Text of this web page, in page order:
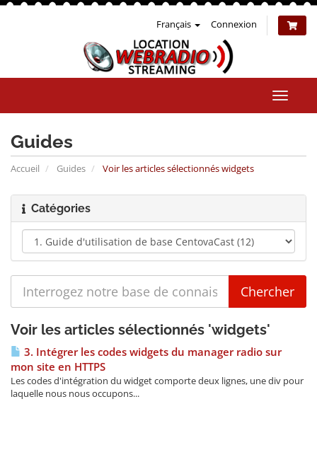
Français Connexion
la
Guides
Accueil Guides Voir les articles sélectionnés widgets
Catégories
Voir les articles sélectionnés 'widgets'
3. Intégrer les codes widgets du manager radio sur
mon site en HTTPS
Les codes d'intégration du widget comporte deux lignes, une div pour
laquelle nous nous occupons...